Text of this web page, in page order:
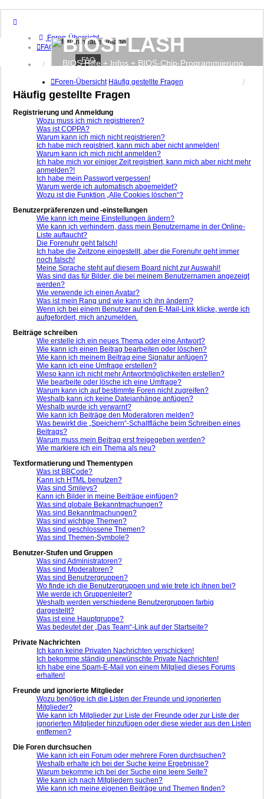
Foren-Übersicht
FAQ
Anmelden
BIOSFLASH
BIOS Hilfe + Infos + BIOS-Chip-Programmierung
FAQ
Foren-Übersicht Häufig gestellte Fragen
Häufig gestellte Fragen
Registrierung und Anmeldung
Wozu muss ich mich registrieren?
Was ist COPPA?
Warum kann ich mich nicht registrieren?
Ich habe mich registriert, kann mich aber nicht anmelden!
Warum kann ich mich nicht anmelden?
Ich habe mich vor einiger Zeit registriert, kann mich aber nicht mehr
anmelden?!
Ich habe mein Passwort vergessen!
Warum werde ich automatisch abgemeldet?
Wozu ist die Funktion „Alle Cookies löschen“?
Benutzerpräferenzen und -einstellungen
Wie kann ich meine Einstellungen ändern?
Wie kann ich verhindern, dass mein Benutzername in der Online-
Liste auftaucht?
Die Forenuhr geht falsch!
Ich habe die Zeitzone eingestellt, aber die Forenuhr geht immer
noch falsch!
Meine Sprache steht auf diesem Board nicht zur Auswahl!
Was sind das für Bilder, die bei meinem Benutzernamen angezeigt
werden?
Wie verwende ich einen Avatar?
Was ist mein Rang und wie kann ich ihn ändern?
Wenn ich bei einem Benutzer auf den E-Mail-Link klicke, werde ich
aufgefordert, mich anzumelden.
Beiträge schreiben
Wie erstelle ich ein neues Thema oder eine Antwort?
Wie kann ich einen Beitrag bearbeiten oder löschen?
Wie kann ich meinem Beitrag eine Signatur anfügen?
Wie kann ich eine Umfrage erstellen?
Wieso kann ich nicht mehr Antwortmöglichkeiten erstellen?
Wie bearbeite oder lösche ich eine Umfrage?
Warum kann ich auf bestimmte Foren nicht zugreifen?
Weshalb kann ich keine Dateianhänge anfügen?
Weshalb wurde ich verwarnt?
Wie kann ich Beiträge den Moderatoren melden?
Was bewirkt die „Speichern“-Schaltfläche beim Schreiben eines
Beitrags?
Warum muss mein Beitrag erst freigegeben werden?
Wie markiere ich ein Thema als neu?
Textformatierung und Thementypen
Was ist BBCode?
Kann ich HTML benutzen?
Was sind Smileys?
Kann ich Bilder in meine Beiträge einfügen?
Was sind globale Bekanntmachungen?
Was sind Bekanntmachungen?
Was sind wichtige Themen?
Was sind geschlossene Themen?
Was sind Themen-Symbole?
Benutzer-Stufen und Gruppen
Was sind Administratoren?
Was sind Moderatoren?
Was sind Benutzergruppen?
Wo finde ich die Benutzergruppen und wie trete ich ihnen bei?
Wie werde ich Gruppenleiter?
Weshalb werden verschiedene Benutzergruppen farbig
dargestellt?
Was ist eine Hauptgruppe?
Was bedeutet der „Das Team“-Link auf der Startseite?
Private Nachrichten
Ich kann keine Privaten Nachrichten verschicken!
Ich bekomme ständig unerwünschte Private Nachrichten!
Ich habe eine Spam-E-Mail von einem Mitglied dieses Forums
erhalten!
Freunde und ignorierte Mitglieder
Wozu benötige ich die Listen der Freunde und ignorierten
Mitglieder?
Wie kann ich Mitglieder zur Liste der Freunde oder zur Liste der
ignorierten Mitglieder hinzufügen oder diese wieder aus den Listen
entfernen?
Die Foren durchsuchen
Wie kann ich ein Forum oder mehrere Foren durchsuchen?
Weshalb erhalte ich bei der Suche keine Ergebnisse?
Warum bekomme ich bei der Suche eine leere Seite?
Wie kann ich nach Mitgliedern suchen?
Wie kann ich meine eigenen Beiträge und Themen finden?